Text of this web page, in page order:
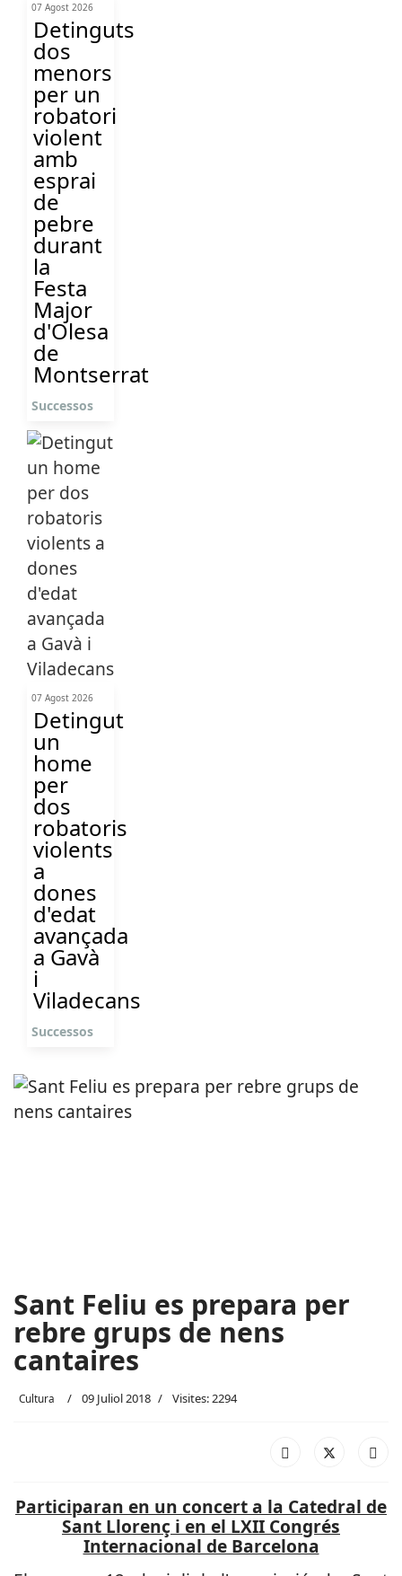
07 Agost 2026
Detinguts
dos
menors
per un
robatori
violent
amb
esprai
de
pebre
durant
la
Festa
Major
d'Olesa
de
Montserrat
Successos
07 Agost 2026
Detingut
un
home
per
dos
robatoris
violents
a
dones
d'edat
avançada
a Gavà
i
Viladecans
Successos
Sant Feliu es prepara per
rebre grups de nens
cantaires
Cultura 09 Juliol 2018 Visites: 2294
Participaran en un concert a la Catedral de
Sant Llorenç i en el LXII Congrés
Internacional de Barcelona